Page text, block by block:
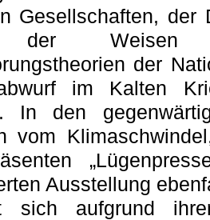
Gesellschaften, der
der
der
im Kalten
In den
vom
Ausstellung
sich aufgrund